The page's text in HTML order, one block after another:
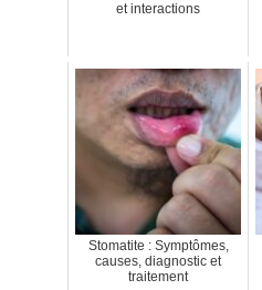
et interactions
Stomatite : Symptômes,
causes, diagnostic et
traitement